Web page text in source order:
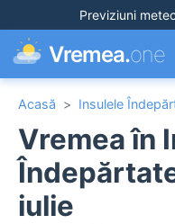
Previziuni
Vremea.one
Acasă > Insulele
Vremea în
iulie